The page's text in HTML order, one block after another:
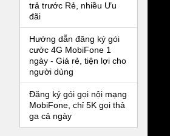
trả trước Rẻ, nhiều Ưu
đãi
Hướng dẫn đăng ký gói
cước 4G MobiFone 1
ngày - Giá rẻ, tiện lợi cho
người dùng
Đăng ký gói gọi nội mạng
MobiFone, chỉ 5K gọi thả
ga cả ngày